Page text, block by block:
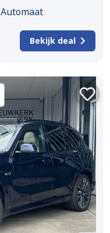
Automaat
Bekijk deal